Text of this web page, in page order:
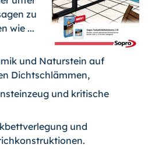
zu
wie ...
und Naturstein auf
Dichtschlämmen,
und kritische
und